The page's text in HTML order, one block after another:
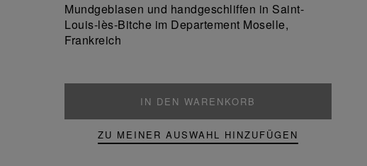
Produkt
Mundgeblasen und handgeschliffen in Saint-
Louis-lès-Bitche im Departement Moselle,
Frankreich
IN DEN WARENKORB
ZU MEINER AUSWAHL HINZUFÜGEN